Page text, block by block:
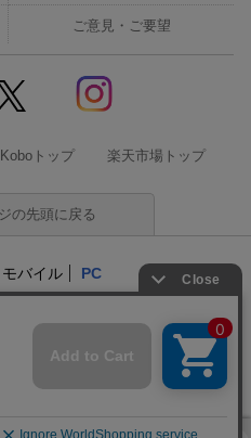
ご意見・ご要望
トップ 楽天市場トップ
の先頭に戻る
モバイル PC